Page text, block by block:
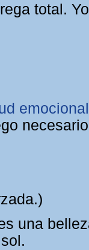
total.
emocional
una